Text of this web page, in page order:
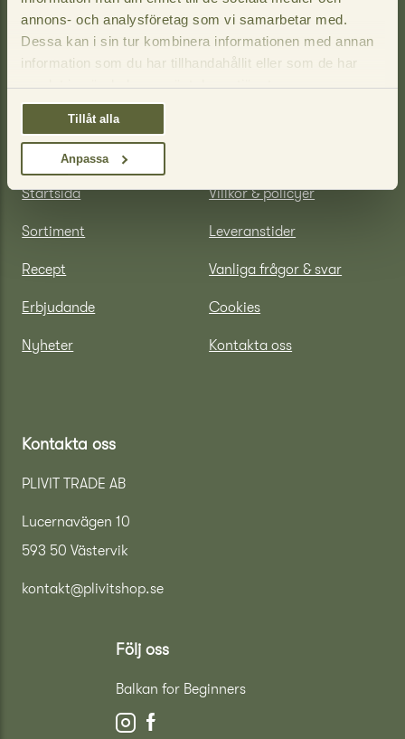
annons- och analysföretag som vi samarbetar med.
Dessa kan i sin tur kombinera informationen med annan
information som du har tillhandahållit eller som de har
samlat in när du har använt deras tjänster.
Tillåt alla
Anpassa
Plivit Trade AB
Startsida
Sortiment
Recept
Erbjudande
Nyheter
Villkor & policyer
Leveranstider
Vanliga frågor & svar
Cookies
Kontakta oss
Kontakta oss
PLIVIT TRADE AB
Lucernavägen 10
593 50 Västervik
kontakt@plivitshop.se
Följ oss
Balkan for Beginners